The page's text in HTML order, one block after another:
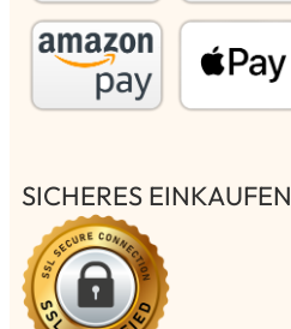
SICHERES EINKAUFEN